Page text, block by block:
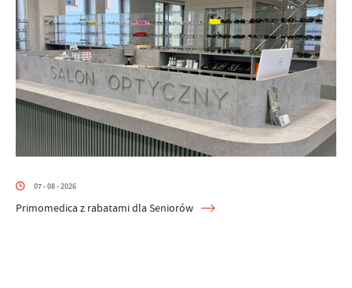
07 - 08 - 2026
Primomedica z rabatami dla Seniorów